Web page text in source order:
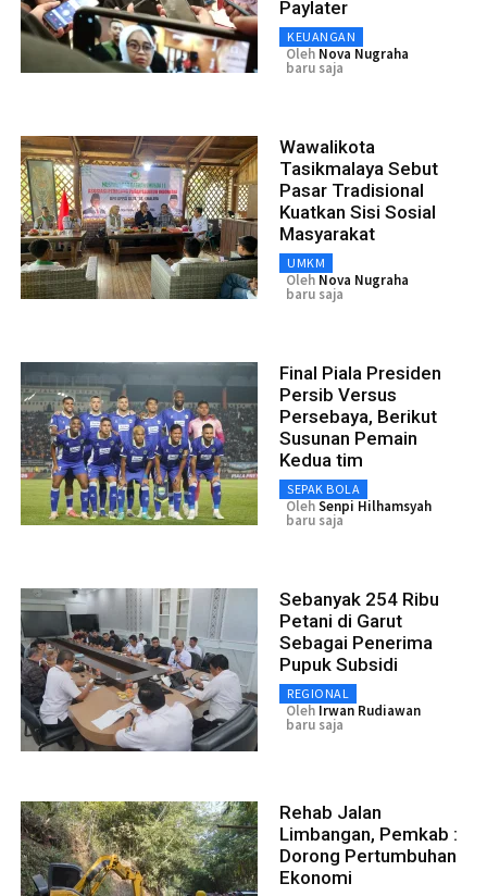
Paylater
KEUANGAN
Oleh Nova Nugraha
baru saja
Wawalikota
Tasikmalaya Sebut
Pasar Tradisional
Kuatkan Sisi Sosial
Masyarakat
UMKM
Oleh Nova Nugraha
baru saja
Final Piala Presiden
Persib Versus
Persebaya, Berikut
Susunan Pemain
Kedua tim
SEPAK BOLA
OlehSenpi Hilhamsyah
baru saja
Sebanyak 254 Ribu
Petani di Garut
Sebagai Penerima
Pupuk Subsidi
REGIONAL
Oleh Irwan Rudiawan
baru saja
Rehab Jalan
Limbangan, Pemkab :
Dorong Pertumbuhan
Ekonomi